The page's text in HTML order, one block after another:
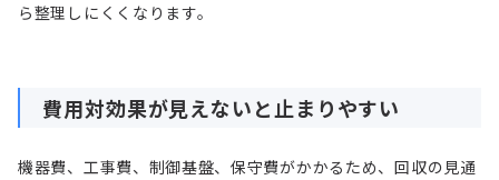
ら整理しにくくなります。
費用対効果が見えないと止まりやすい
機器費、工事費、制御基盤、保守費がかかるため、回収の見通